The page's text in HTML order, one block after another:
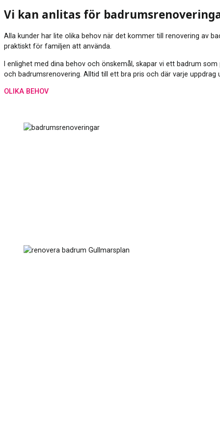
Vi kan anlitas för
Alla kunder har lite olika behov när det kommer till renovering av
praktiskt för familjen att använda.
I enlighet med dina behov och önskemål, skapar vi ett badrum
och badrumsrenovering. Alltid till ett bra pris och där varje
OLIKA BEHOV